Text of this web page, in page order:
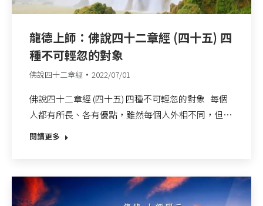
龍德上師：佛說四十二章經 (四十五) 四
種不可輕忽的對象
佛說四十二章經 2022/07/01
佛說四十二章經 (四十五) 四種不可輕忽的對象 每個
人都有所長、各有優點，雖然每個人外相不同，但…
閱讀更多